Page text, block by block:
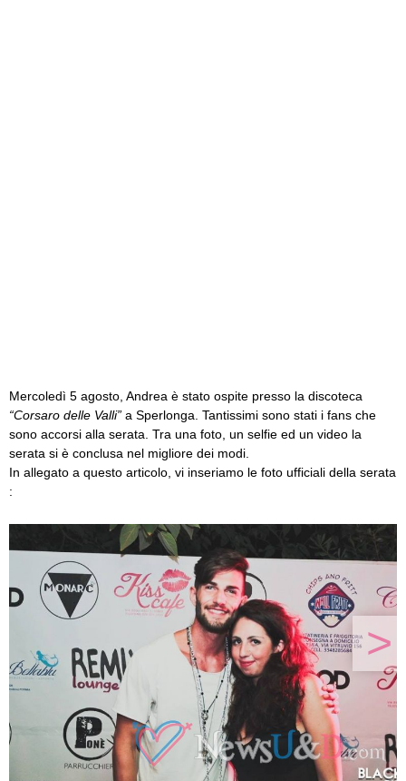
Mercoledì 5 agosto, Andrea è stato ospite presso la discoteca
“Corsaro delle Valli” a Sperlonga. Tantissimi sono stati i fans che
sono accorsi alla serata. Tra una foto, un selfie ed un video la
serata si è conclusa nel migliore dei modi.
In allegato a questo articolo, vi inseriamo le foto ufficiali della serata
:
>